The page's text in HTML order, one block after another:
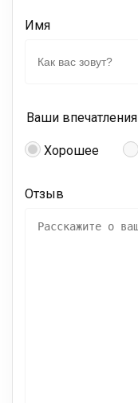
Имя
Ваши впечатления
Хорошее
Отзыв